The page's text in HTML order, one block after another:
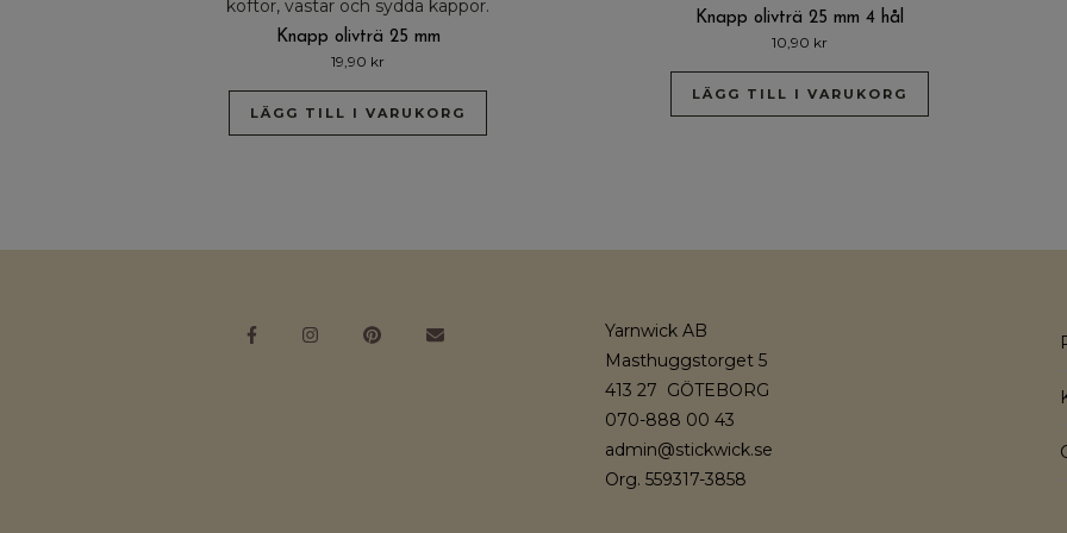
Knapp olivträ 25 mm
19,90 kr
LÄGG TILL I VARUKORG
Knapp olivträ 25 mm 4 hål
10,90 kr
LÄGG TILL I VARUKORG
Yarnwick AB
Masthuggstorget 5
413 27 GÖTEBORG
070-888 00 43
admin@stickwick.se
Org. 559317-3858